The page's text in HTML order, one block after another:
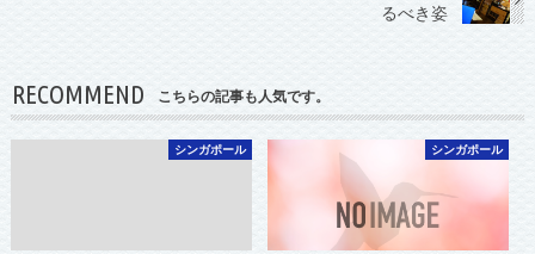
るべき姿
RECOMMEND こちらの記事も人気です。
シンガポール シンガポール